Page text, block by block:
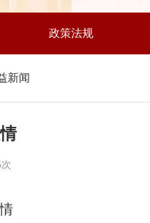
政策法规
新闻
次